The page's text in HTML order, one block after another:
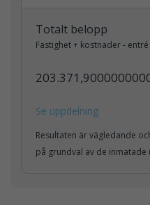
Totalt belopp
Fastighet + kostnader - entré
Se uppdelning
Resultaten är vägledande
på grundval av de inmatade